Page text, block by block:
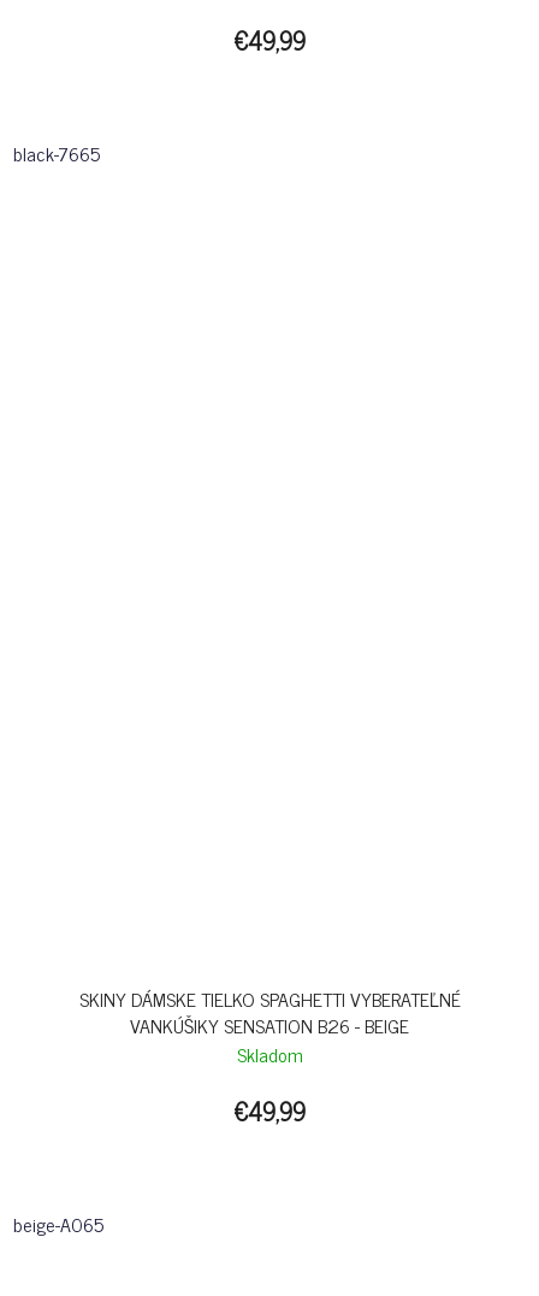
€49,99
black-7665
SKINY DÁMSKE TIELKO SPAGHETTI VYBERATEĽNÉ
VANKÚŠIKY SENSATION B26 - BEIGE
Skladom
€49,99
beige-A065